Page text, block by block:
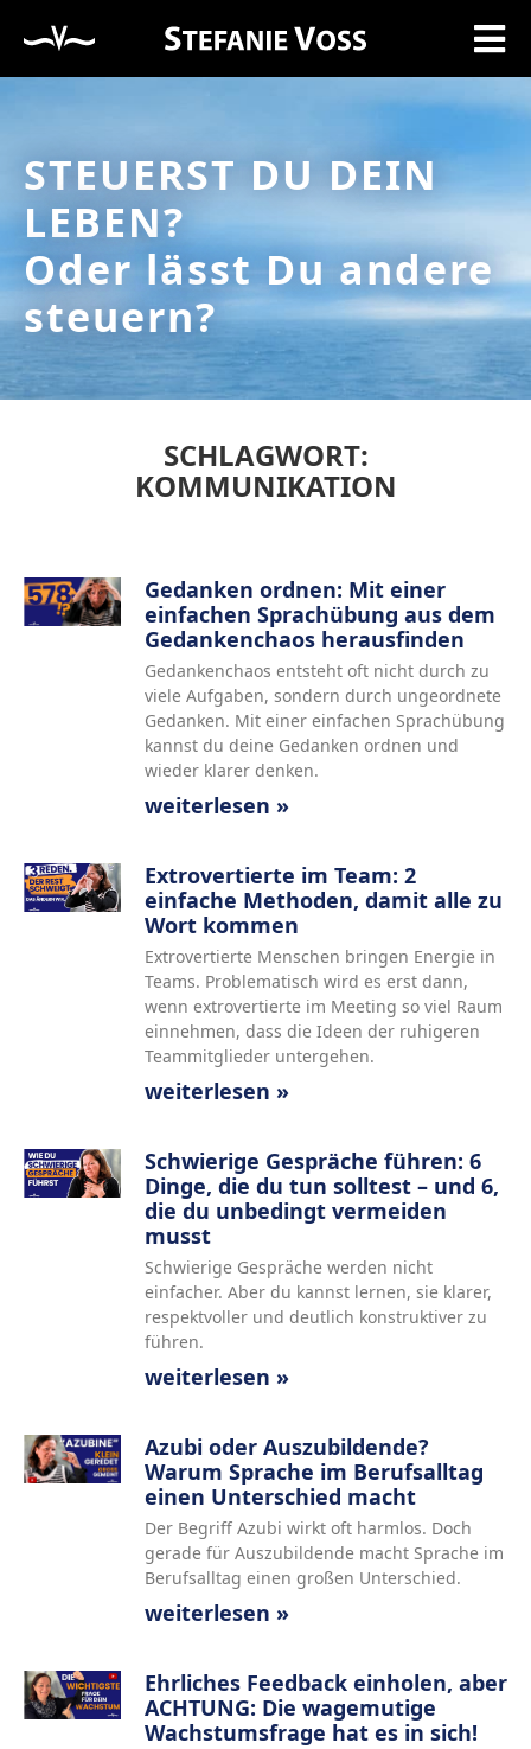
STEUERST DU DEIN
LEBEN?
Oder lässt Du andere
steuern?
SCHLAGWORT:
KOMMUNIKATION
Gedanken ordnen: Mit einer
einfachen Sprachübung aus dem
Gedankenchaos herausfinden
Gedankenchaos entsteht oft nicht durch zu
viele Aufgaben, sondern durch ungeordnete
Gedanken. Mit einer einfachen Sprachübung
kannst du deine Gedanken ordnen und
wieder klarer denken.
weiterlesen »
Extrovertierte im Team: 2
einfache Methoden, damit alle zu
Wort kommen
Extrovertierte Menschen bringen Energie in
Teams. Problematisch wird es erst dann,
wenn extrovertierte im Meeting so viel Raum
einnehmen, dass die Ideen der ruhigeren
Teammitglieder untergehen.
weiterlesen »
Schwierige Gespräche führen: 6
Dinge, die du tun solltest – und 6,
die du unbedingt vermeiden
musst
Schwierige Gespräche werden nicht
einfacher. Aber du kannst lernen, sie klarer,
respektvoller und deutlich konstruktiver zu
führen.
weiterlesen »
Azubi oder Auszubildende?
Warum Sprache im Berufsalltag
einen Unterschied macht
Der Begriff Azubi wirkt oft harmlos. Doch
gerade für Auszubildende macht Sprache im
Berufsalltag einen großen Unterschied.
weiterlesen »
Ehrliches Feedback einholen, aber
ACHTUNG: Die wagemutige
Wachstumsfrage hat es in sich!